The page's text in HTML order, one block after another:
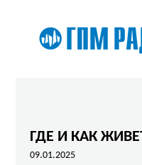
ГДЕ И КАК
09.01.2025